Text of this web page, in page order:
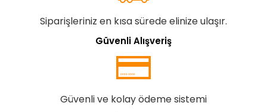
Siparişleriniz en kısa sürede elinize ulaşır.
Güvenli Alışveriş
Güvenli ve kolay ödeme sistemi